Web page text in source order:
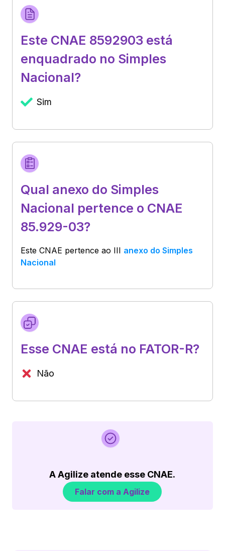
Este CNAE 8592903 está
enquadrado no Simples
Nacional?
Sim
Qual anexo do Simples
Nacional pertence o CNAE
85.929-03?
Este CNAE pertence ao III anexo do Simples
Nacional
Esse CNAE está no FATOR-R?
Não
A Agilize atende esse CNAE.
Falar com a Agilize